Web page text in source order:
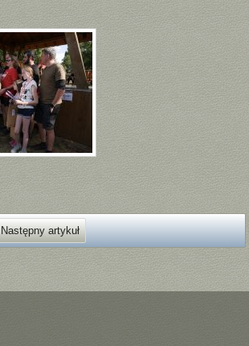
Następny artykuł